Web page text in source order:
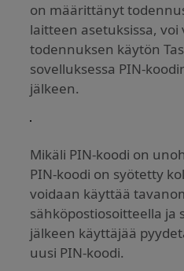
on määrittänyt
laitteen asetuksissa,
todennuksen käytön
sovelluksessa PIN-
jälkeen.
Mikäli PIN-koodi on
PIN-koodi on syötetty
voidaan käyttää
sähköpostiosoitteella ja
jälkeen käyttäjää
uusi PIN-koodi.